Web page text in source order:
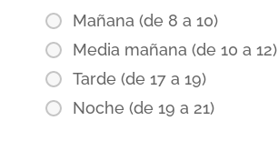
Mañana (de 8 a 10)
Media mañana (de 10 a 12)
Tarde (de 17 a 19)
Noche (de 19 a 21)